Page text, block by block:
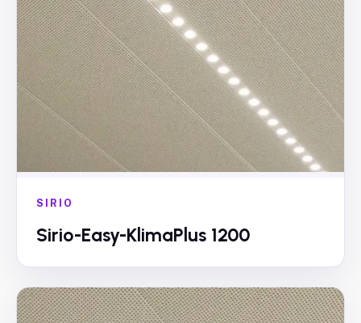
SIRIO
Sirio-Easy-KlimaPlus 1200